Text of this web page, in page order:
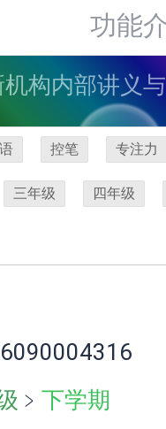
功能
构内部讲义
控笔 专注力
三年级 四年级
﹥ 下学期